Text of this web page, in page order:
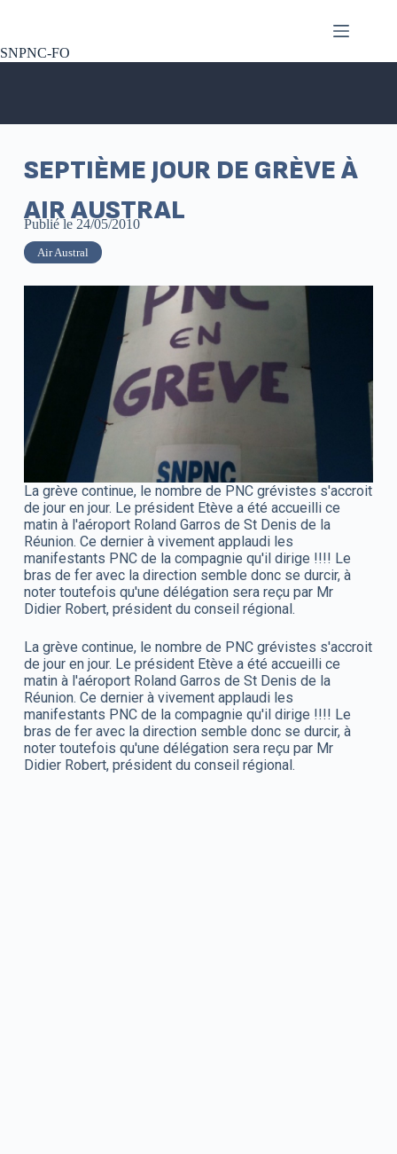
SNPNC-FO
SEPTIÈME JOUR DE GRÈVE À
AIR AUSTRAL
Publié le 24/05/2010
Air Austral
La grève continue, le nombre de PNC grévistes s'accroit
de jour en jour. Le président Etève a été accueilli ce
matin à l'aéroport Roland Garros de St Denis de la
Réunion. Ce dernier à vivement applaudi les
manifestants PNC de la compagnie qu'il dirige !!!! Le
bras de fer avec la direction semble donc se durcir, à
noter toutefois qu'une délégation sera reçu par Mr
Didier Robert, président du conseil régional.
La grève continue, le nombre de PNC grévistes s'accroit
de jour en jour. Le président Etève a été accueilli ce
matin à l'aéroport Roland Garros de St Denis de la
Réunion. Ce dernier à vivement applaudi les
manifestants PNC de la compagnie qu'il dirige !!!! Le
bras de fer avec la direction semble donc se durcir, à
noter toutefois qu'une délégation sera reçu par Mr
Didier Robert, président du conseil régional.